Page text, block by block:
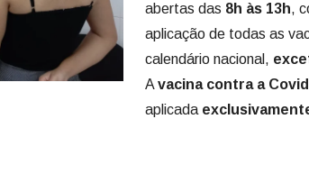
abertas das 8h às 13h,
aplicação de todas as
calendário nacional,
A vacina contra a
aplicada